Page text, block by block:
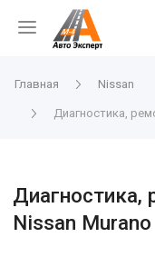
Главная Nissan
Диагностика,
Диагностика,
Nissan Murano